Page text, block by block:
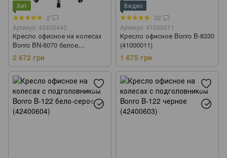
Хит
2
Артикул: 42400440
Кресло офисное на колесах
Bonro BN-6070 белое
(42400440)
2 672 грн
Видео
32
Артикул: 41000011
Кресло офисное Bonro B-8330
(41000011)
1 675 грн